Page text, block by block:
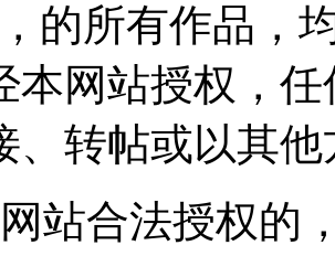
的所有作品，
本网站授权，
、转帖或以其
站合法授权的